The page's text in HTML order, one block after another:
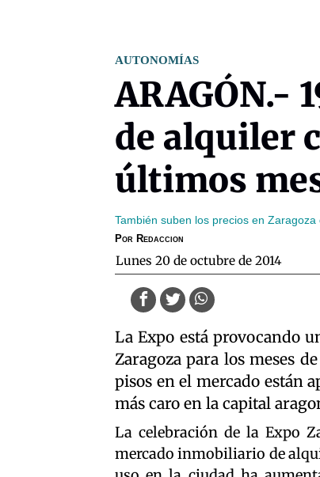
AUTONOMÍAS
ARAGÓN.-
de alquiler
últimos
También suben los precios en
Por Redaccion
lunes 20 de octubre de 2014
La Expo está provocando
Zaragoza para los meses
pisos en el mercado están
más caro en la capital
La celebración de la Expo
mercado inmobiliario de